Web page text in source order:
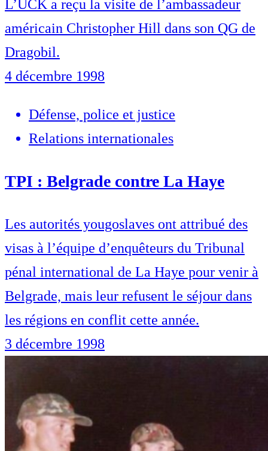
L’UCK a reçu la visite de l’ambassadeur
américain Christopher Hill dans son QG de
Dragobil.
4 décembre 1998
Défense, police et justice
Relations internationales
TPI : Belgrade contre La Haye
Les autorités yougoslaves ont attribué des
visas à l’équipe d’enquêteurs du Tribunal
pénal international de La Haye pour venir à
Belgrade, mais leur refusent le séjour dans
les régions en conflit cette année.
3 décembre 1998